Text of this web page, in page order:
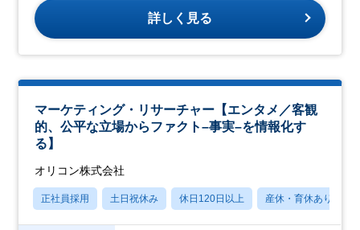
詳しく見る
マーケティング・リサーチャー【エンタメ／客観
的、公平な立場からファクト–事実–を情報化す
る】
オリコン株式会社
正社員採用 土日祝休み 休日120日以上 産休・育休あり